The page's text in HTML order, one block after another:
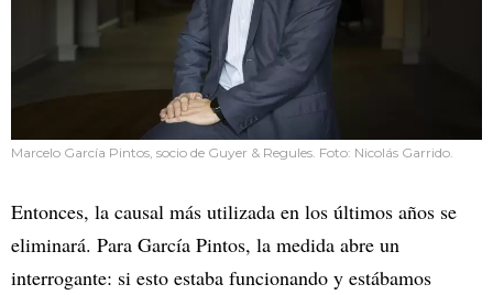
Marcelo García Pintos, socio de Guyer & Regules. Foto: Nicolás Garrido.
Entonces, la causal más utilizada en los últimos años se
eliminará. Para García Pintos, la medida abre un
interrogante: si esto estaba funcionando y estábamos